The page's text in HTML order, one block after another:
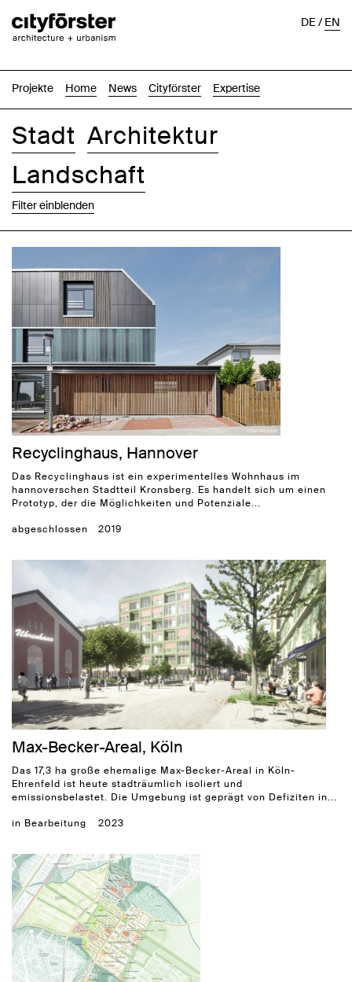
Projekte Home News Cityförster Expertise
DE/EN
Stadt Architektur
Landschaft
Filter einblenden
Recyclinghaus, Hannover
Das Recyclinghaus ist ein experimentelles Wohnhaus im
hannoverschen Stadtteil Kronsberg. Es handelt sich um einen
Prototyp, der die Möglichkeiten und Potenziale...
abgeschlossen 2019
Max-Becker-Areal, Köln
Das 17,3 ha große ehemalige Max-Becker-Areal in Köln-
Ehrenfeld ist heute stadträumlich isoliert und
emissionsbelastet. Die Umgebung ist geprägt von Defiziten in...
in Bearbeitung 2023